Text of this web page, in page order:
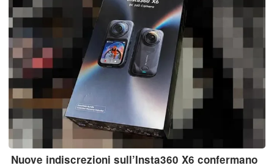
Nuove indiscrezioni sull’Insta360 X6 confermano